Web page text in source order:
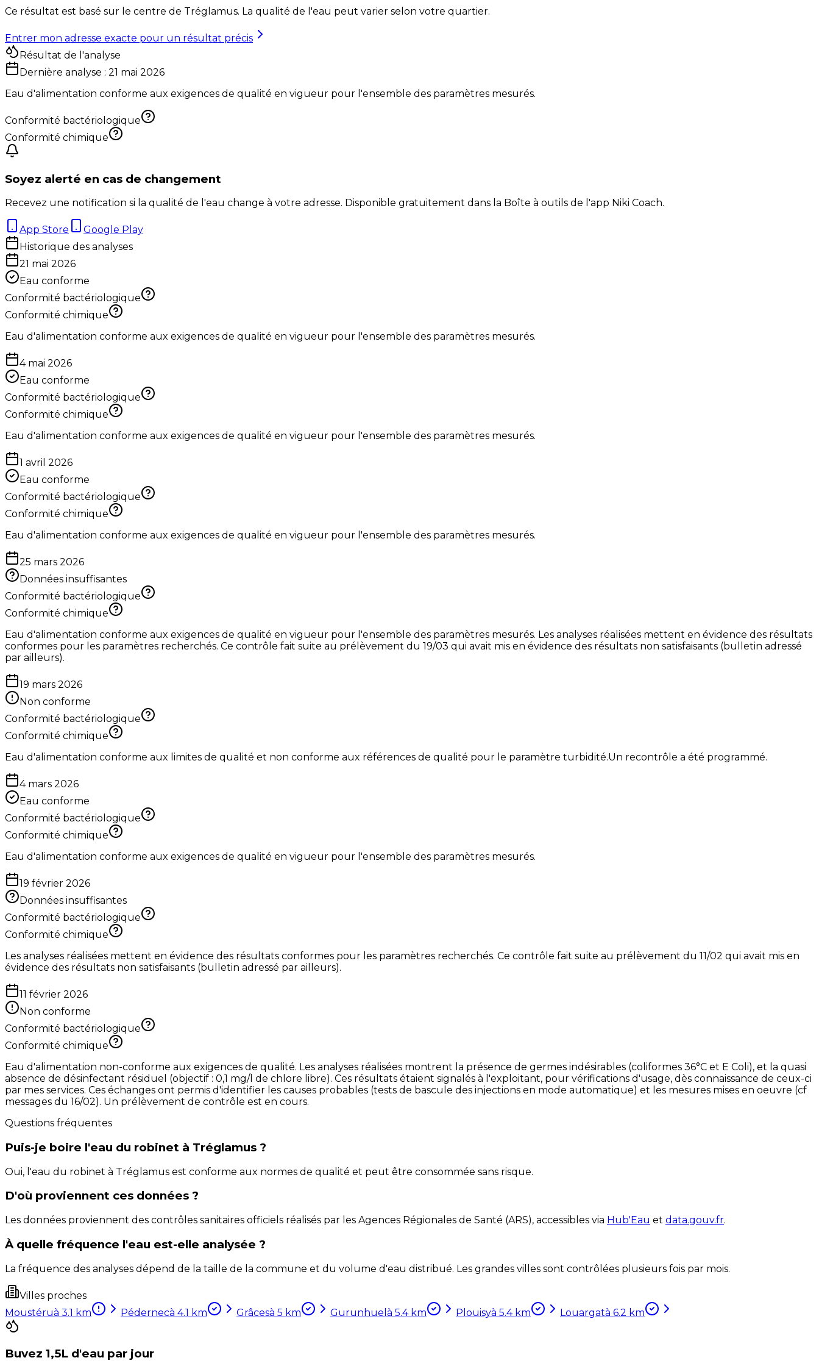
Ce résultat est basé sur le centre de Tréglamus. La qualité de l'eau peut varier selon votre quartier.
Entrer mon adresse exacte pour un résultat précis
Résultat de l'analyse
Dernière analyse : 21 mai 2026
Eau d'alimentation conforme aux exigences de qualité en vigueur pour l'ensemble des paramètres mesurés.
Conformité bactériologique
Conformité chimique
Soyez alerté en cas de changement
Recevez une notification si la qualité de l'eau change à votre adresse. Disponible gratuitement dans la Boîte à outils de l'app Niki Coach.
App Store
Google Play
Historique des analyses
21 mai 2026
Eau conforme
Conformité bactériologique
Conformité chimique
Eau d'alimentation conforme aux exigences de qualité en vigueur pour l'ensemble des paramètres mesurés.
4 mai 2026
Eau conforme
Conformité bactériologique
Conformité chimique
Eau d'alimentation conforme aux exigences de qualité en vigueur pour l'ensemble des paramètres mesurés.
1 avril 2026
Eau conforme
Conformité bactériologique
Conformité chimique
Eau d'alimentation conforme aux exigences de qualité en vigueur pour l'ensemble des paramètres mesurés.
25 mars 2026
Données insuffisantes
Conformité bactériologique
Conformité chimique
Eau d'alimentation conforme aux exigences de qualité en vigueur pour l'ensemble des paramètres mesurés. Les analyses réalisées mettent en évidence des résultats
conformes pour les paramètres recherchés. Ce contrôle fait suite au prélèvement du 19/03 qui avait mis en évidence des résultats non satisfaisants (bulletin adressé
par ailleurs).
19 mars 2026
Non conforme
Conformité bactériologique
Conformité chimique
Eau d'alimentation conforme aux limites de qualité et non conforme aux références de qualité pour le paramètre turbidité.Un recontrôle a été programmé.
4 mars 2026
Eau conforme
Conformité bactériologique
Conformité chimique
Eau d'alimentation conforme aux exigences de qualité en vigueur pour l'ensemble des paramètres mesurés.
19 février 2026
Données insuffisantes
Conformité bactériologique
Conformité chimique
Les analyses réalisées mettent en évidence des résultats conformes pour les paramètres recherchés. Ce contrôle fait suite au prélèvement du 11/02 qui avait mis en
évidence des résultats non satisfaisants (bulletin adressé par ailleurs).
11 février 2026
Non conforme
Conformité bactériologique
Conformité chimique
Eau d'alimentation non-conforme aux exigences de qualité. Les analyses réalisées montrent la présence de germes indésirables (coliformes 36°C et E Coli), et la quasi
absence de désinfectant résiduel (objectif : 0,1 mg/l de chlore libre). Ces résultats étaient signalés à l'exploitant, pour vérifications d'usage, dès connaissance de ceux-ci
par mes services. Ces échanges ont permis d'identifier les causes probables (tests de bascule des injections en mode automatique) et les mesures mises en oeuvre (cf
messages du 16/02). Un prélèvement de contrôle est en cours.
Questions fréquentes
Puis-je boire l'eau du robinet à Tréglamus ?
Oui, l'eau du robinet à Tréglamus est conforme aux normes de qualité et peut être consommée sans risque.
D'où proviennent ces données ?
Les données proviennent des contrôles sanitaires officiels réalisés par les Agences Régionales de Santé (ARS), accessibles via Hub'Eau et data.gouv.fr.
À quelle fréquence l'eau est-elle analysée ?
La fréquence des analyses dépend de la taille de la commune et du volume d'eau distribué. Les grandes villes sont contrôlées plusieurs fois par mois.
Villes proches
Moustéruà 3.1 km Pédernecà 4.1 km Grâcesà 5 km Gurunhuel à 5.4km Plouisyà 5.4km Louargatà 6.2 km
Buvez 1,5L d'eau par jour